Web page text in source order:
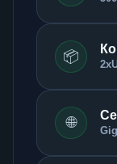
📦
🌐